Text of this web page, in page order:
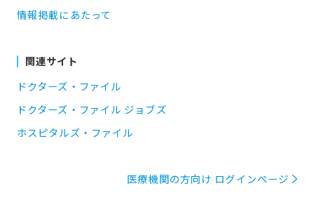
情報掲載にあたって
関連サイト
ドクターズ・ファイル
ドクターズ・ファイル ジョブズ
ホスピタルズ・ファイル
医療機関の方向け ログインページ